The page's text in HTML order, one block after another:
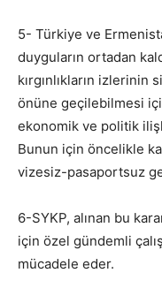
5- Türkiye ve
duyguların ortadan
kırgınlıkların
önüne geçilebilmesi
ekonomik ve politik
Bunun için öncelikle
vizesiz-pasaportsuz
6-SYKP, alınan bu
için özel gündemli
mücadele eder.